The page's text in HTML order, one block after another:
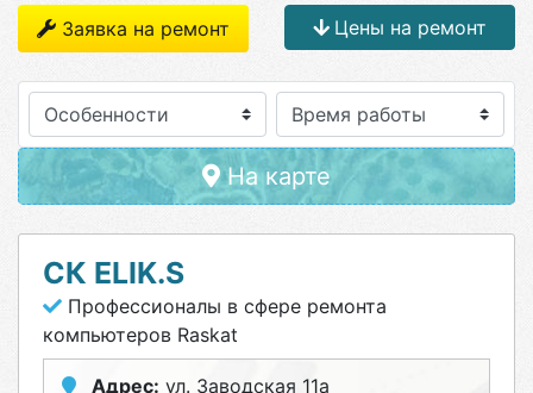
Заявка на ремонт Цены на ремонт
Особенности
На карте
СК ELIK.S
Профессионалы в сфере ремонта
компьютеров Raskat
Адрес: ул. Заводская 11а